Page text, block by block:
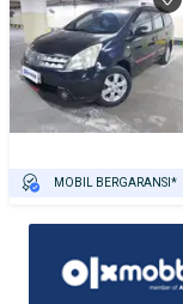
MOBIL BERGARANSI*